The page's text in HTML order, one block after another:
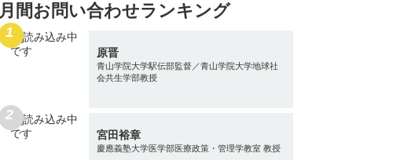
月間お問い合わせランキング
原晋
青山学院大学駅伝部監督／青山学院大学地球社
会共生学部教授
宮田裕章
慶應義塾大学医学部医療政策・管理学教室 教授